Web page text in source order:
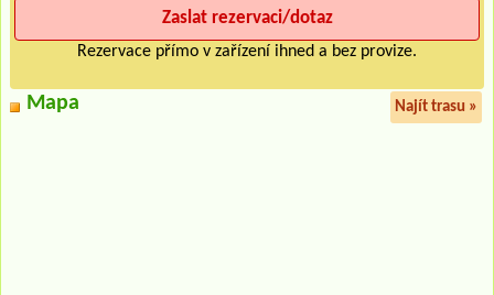
Rezervace přímo v zařízení ihned a bez provize.
Mapa Najít trasu »